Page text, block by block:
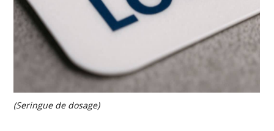
(Seringue de dosage)